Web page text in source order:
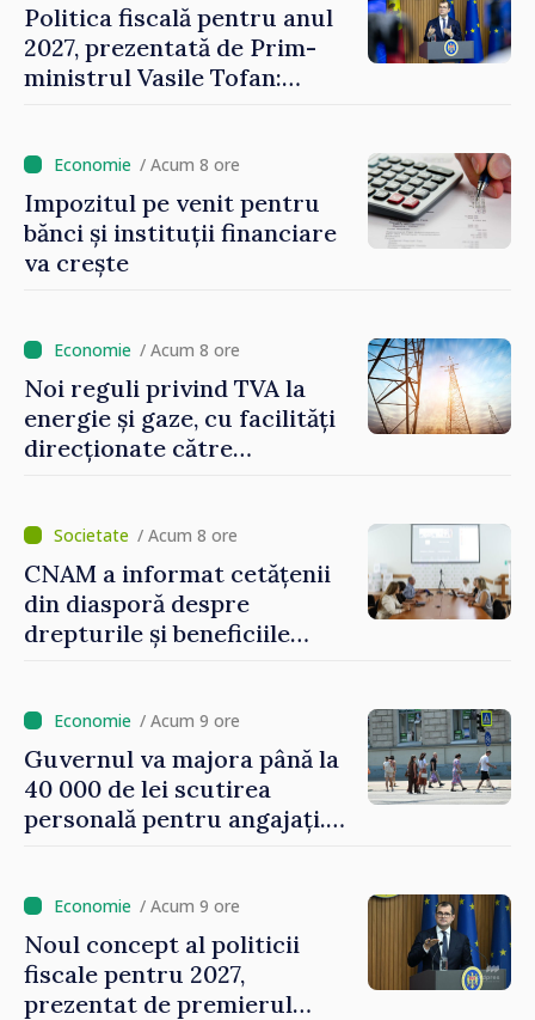
Politica fiscală pentru anul
2027, prezentată de Prim-
ministrul Vasile Tofan:
taxare mai echitabilă
/ Acum 8 ore
Impozitul pe venit pentru
bănci și instituții financiare
va crește
/ Acum 8 ore
Noi reguli privind TVA la
energie și gaze, cu facilități
direcționate către
/ Acum 8 ore
CNAM a informat cetățenii
din diasporă despre
drepturile și beneficiile
/ Acum 9 ore
Guvernul va majora până la
40 000 de lei scutirea
personală pentru angajați.
oamenilor”/ Acum 9 ore
Noul concept al politicii
fiscale pentru 2027,
prezentat de premierul